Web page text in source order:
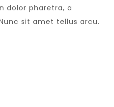
dolor pharetra, a
sit amet tellus arcu.